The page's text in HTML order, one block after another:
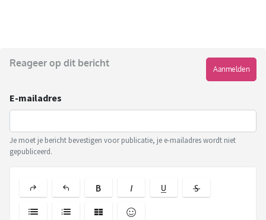
Reageer op dit bericht
Aanmelden
E-mailadres
Je moet je bericht bevestigen voor publicatie, je e-mailadres wordt niet
gepubliceerd.